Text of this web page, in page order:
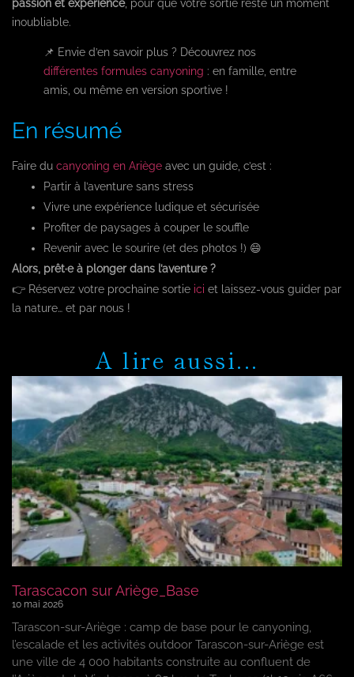
passion et expérience, pour que votre sortie reste un moment
inoubliable.
📌 Envie d’en savoir plus ? Découvrez nos
différentes formules canyoning : en famille, entre
amis, ou même en version sportive !
En résumé
Faire du canyoning en Ariège avec un guide, c’est :
Partir à l’aventure sans stress
Vivre une expérience ludique et sécurisée
Profiter de paysages à couper le souffle
Revenir avec le sourire (et des photos !) 😄
Alors, prêt·e à plonger dans l’aventure ?
👉 Réservez votre prochaine sortie ici et laissez-vous guider par
la nature… et par nous !
A lire aussi...
Tarascacon sur Ariège_Base
10 mai 2026
Tarascon-sur-Ariège : camp de base pour le canyoning,
l’escalade et les activités outdoor Tarascon-sur-Ariège est
une ville de 4 000 habitants construite au confluent de